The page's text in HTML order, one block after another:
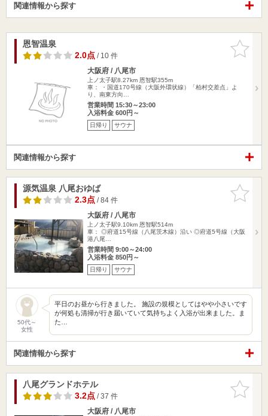
関連情報から探す
お気に入
りに追加
恩智温泉
2.0点/ 10 件
大阪府 / 八尾市
上ノ太子駅8.27km 恩智駅355m
車： ・国道170号線（大阪外環状線）「柏村交差点」よ
り、南東方向…
営業時間 15:30～23:00
入浴料金 600円～
日帰り サウナ
関連情報から探す
お気に入
りに追加
源気温泉 八尾おゆば
2.3点/ 84 件
大阪府 / 八尾市
上ノ太子駅9.10km 恩智駅514m
車： ◎府道15号線（八尾茨木線）沿い ◎府道5号線（大阪
港八尾…
営業時間 9:00～24:00
入浴料金 850円～
日帰り サウナ
50代～
女性
平日のお昼から行きました。 施設の規模としてはやや小さいです
が何処も清掃が行き届いていて気持ちよく入浴が出来ました。ま
た…
関連情報から探す
お気に入
りに追加
八尾グランドホテル
3.2点/ 37 件
大阪府 / 八尾市